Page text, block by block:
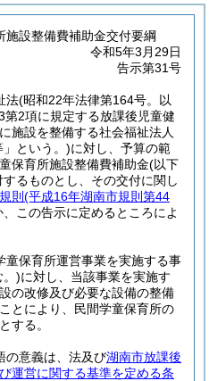
施設整備費補助金交付要綱
令和5年3月29日
告示第31号
法(昭和22年法律第164号。以
第2項に規定する放課後児童健
施設を整備する社会福祉法人
という。)に対し、予算の範
保育所施設整備費補助金(以下
するものとし、その交付に関し
則 (平成16年湖南市規則第44
この告示に定めるところによ
童保育所運営事業を実施する事
。)に対し、当該事業を実施す
の改修及び必要な設備の整備
とにより、民間学童保育所の
する。
の意義は、法及び湖南市放課後
運営に関する基準を定める条